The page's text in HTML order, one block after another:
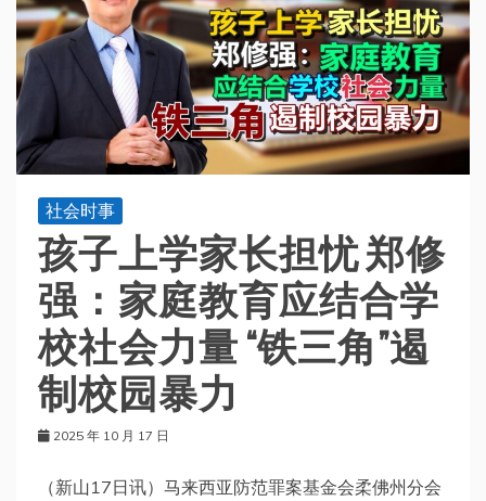
社会时事
孩子上学家长担忧 郑修
强：家庭教育应结合学
校社会力量 “铁三角”遏
制校园暴力
2025 年 10 月 17 日
（新山17日讯）马来西亚防范罪案基金会柔佛州分会